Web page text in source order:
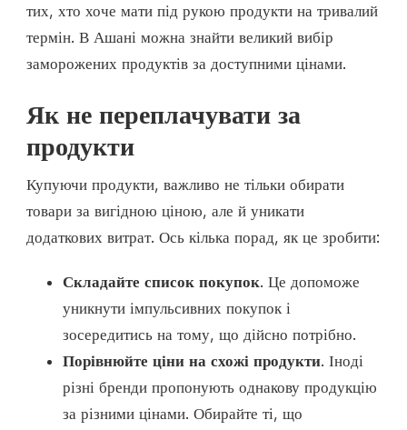
тих, хто хоче мати під рукою продукти на тривалий
термін. В Ашані можна знайти великий вибір
заморожених продуктів за доступними цінами.
Як не переплачувати за
продукти
Купуючи продукти, важливо не тільки обирати
товари за вигідною ціною, але й уникати
додаткових витрат. Ось кілька порад, як це зробити:
Складайте список покупок. Це допоможе
уникнути імпульсивних покупок і
зосередитись на тому, що дійсно потрібно.
Порівнюйте ціни на схожі продукти. Іноді
різні бренди пропонують однакову продукцію
за різними цінами. Обирайте ті, що